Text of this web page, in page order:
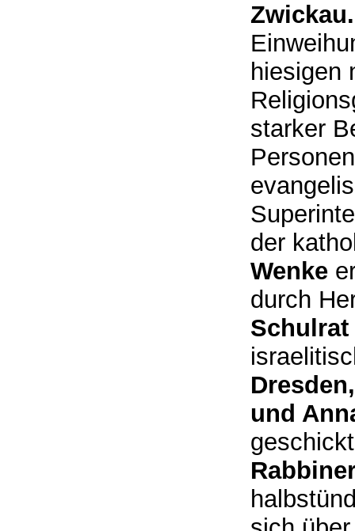
hiesigen
starker
der
Wenke
durch
Schulrat
und